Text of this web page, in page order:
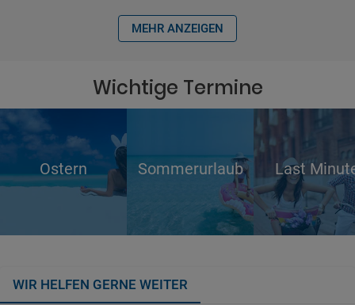
MEHR ANZEIGEN
Wichtige Termine
Ostern Sommerurlaub Last
WIR HELFEN GERNE WEITER